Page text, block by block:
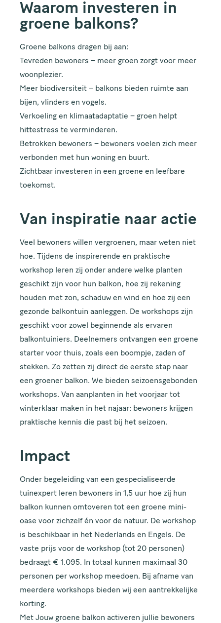
Waarom investeren in
groene balkons?
Groene balkons dragen bij aan:
Tevreden bewoners – meer groen zorgt voor meer
woonplezier.
Meer biodiversiteit – balkons bieden ruimte aan
bijen, vlinders en vogels.
Verkoeling en klimaatadaptatie – groen helpt
hittestress te verminderen.
Betrokken bewoners – bewoners voelen zich meer
verbonden met hun woning en buurt.
Zichtbaar investeren in een groene en leefbare
toekomst.
Van inspiratie naar actie
Veel bewoners willen vergroenen, maar weten niet
hoe. Tijdens de inspirerende en praktische
workshop leren zij onder andere welke planten
geschikt zijn voor hun balkon, hoe zij rekening
houden met zon, schaduw en wind en hoe zij een
gezonde balkontuin aanleggen. De workshops zijn
geschikt voor zowel beginnende als ervaren
balkontuiniers. Deelnemers ontvangen een groene
starter voor thuis, zoals een boompje, zaden of
stekken. Zo zetten zij direct de eerste stap naar
een groener balkon. We bieden seizoensgebonden
workshops. Van aanplanten in het voorjaar tot
winterklaar maken in het najaar: bewoners krijgen
praktische kennis die past bij het seizoen.
Impact
Onder begeleiding van een gespecialiseerde
tuinexpert leren bewoners in 1,5 uur hoe zij hun
balkon kunnen omtoveren tot een groene mini-
oase voor zichzelf én voor de natuur. De workshop
is beschikbaar in het Nederlands en Engels. De
vaste prijs voor de workshop (tot 20 personen)
bedraagt € 1.095. In totaal kunnen maximaal 30
personen per workshop meedoen. Bij afname van
meerdere workshops bieden wij een aantrekkelijke
korting.
Met Jouw groene balkon activeren jullie bewoners